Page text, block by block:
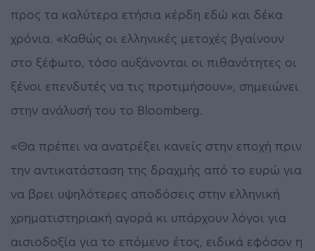
προς τα καλύτερα ετήσια κέρδη εδώ και δέκα
χρόνια. «Καθώς οι ελληνικές μετοχές βγαίνουν
στο ξέφωτο, τόσο αυξάνονται οι πιθανότητες οι
ξένοι επενδυτές να τις προτιμήσουν», σημειώνει
στην ανάλυσή του το Bloomberg.
«Θα πρέπει να ανατρέξει κανείς στην εποχή πριν
την αντικατάσταση της δραχμής από το ευρώ για
να βρει υψηλότερες αποδόσεις στην ελληνική
χρηματιστηριακή αγορά κι υπάρχουν λόγοι για
αισιοδοξία για το επόμενο έτος, ειδικά εφόσον η